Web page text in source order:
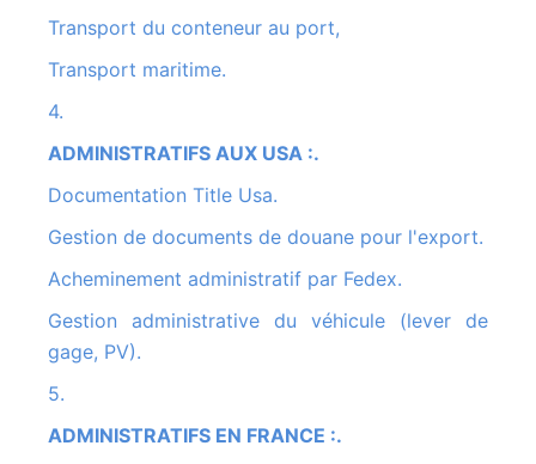
Transport du conteneur au port,
Transport maritime.
4.
ADMINISTRATIFS AUX USA :.
Documentation Title Usa.
Gestion de documents de douane pour l'export.
Acheminement administratif par Fedex.
Gestion administrative du véhicule (lever de
gage, PV).
5.
ADMINISTRATIFS EN FRANCE :.